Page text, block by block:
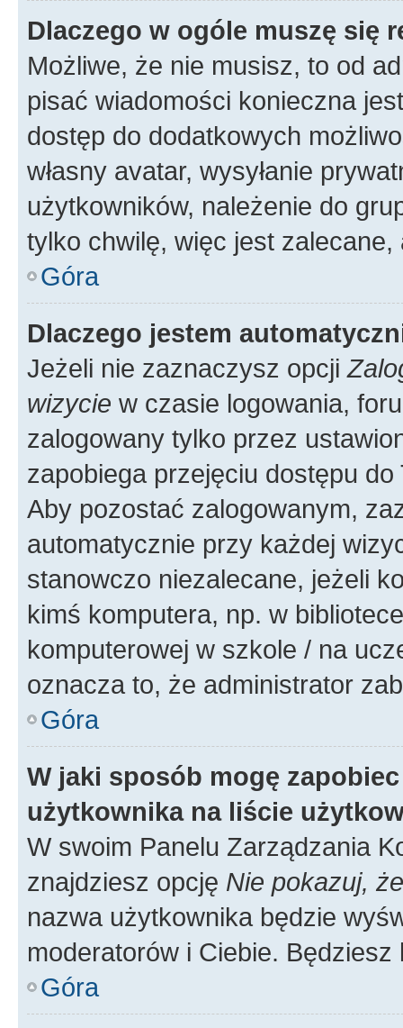
Dlaczego w ogóle muszę się
Możliwe, że nie musisz, to od
pisać wiadomości konieczna
dostęp do dodatkowych
własny avatar, wysyłanie
użytkowników, należenie do
tylko chwilę, więc jest zalecane,
Góra
Dlaczego jestem
Jeżeli nie zaznaczysz opcji
wizycie w czasie logowania,
zalogowany tylko przez
zapobiega przejęciu dostępu
Aby pozostać zalogowanym,
automatycznie przy każdej
stanowczo niezalecane, jeżeli
kimś komputera, np. w
komputerowej w szkole / na
oznacza to, że administrator
Góra
W jaki sposób mogę
użytkownika na liście
W swoim Panelu Zarządzania
znajdziesz opcję Nie pokazuj,
nazwa użytkownika będzie
moderatorów i Ciebie.
Góra